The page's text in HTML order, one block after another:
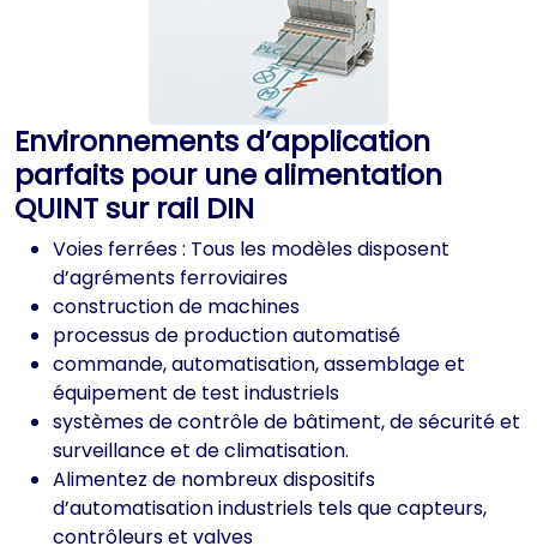
Environnements d’application
parfaits pour une alimentation
QUINT sur rail DIN
Voies ferrées : Tous les modèles disposent
d’agréments ferroviaires
construction de machines
processus de production automatisé
commande, automatisation, assemblage et
équipement de test industriels
systèmes de contrôle de bâtiment, de sécurité et
surveillance et de climatisation.
Alimentez de nombreux dispositifs
d’automatisation industriels tels que capteurs,
contrôleurs et valves